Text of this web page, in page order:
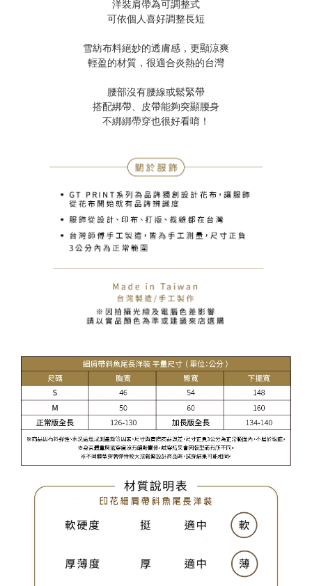
洋裝肩帶為可調整式
可依個人喜好調整長短
雪紡布料絕妙的透膚感，更顯涼爽
輕盈的材質，很適合炎熱的台灣
腰部沒有腰線或鬆緊帶
搭配綁帶、皮帶能夠突顯腰身
不綁綁帶穿也很好看唷！